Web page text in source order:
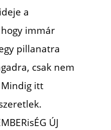
a
immár
pillanatra
csak nem
itt
ÚJ